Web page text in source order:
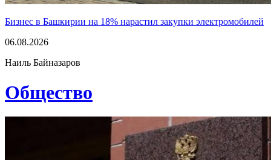
Бизнес в Башкирии на 18% нарастил закупки электромобилей
06.08.2026
Наиль Байназаров
Общество